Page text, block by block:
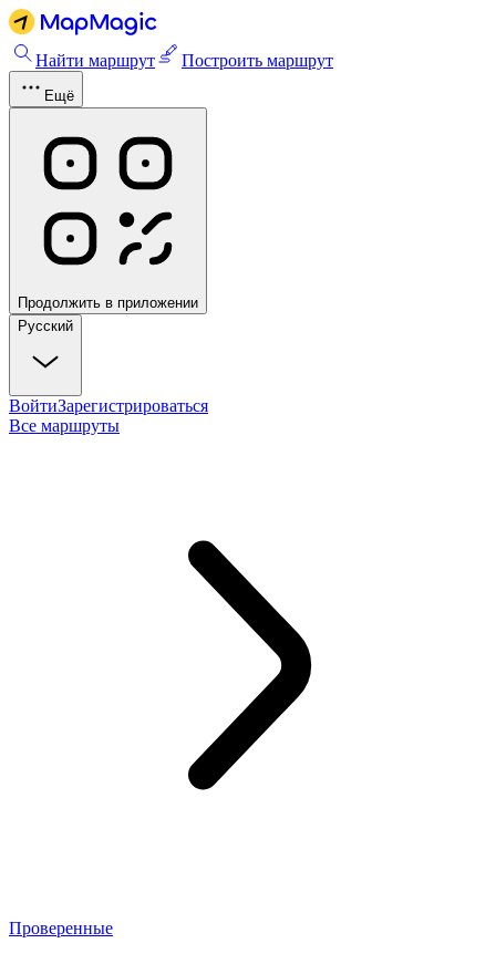
Найти маршрут Построить маршрут
Ещё
Продолжить в приложении
Русский
ВойтиЗарегистрироваться
Все маршруты
Проверенные